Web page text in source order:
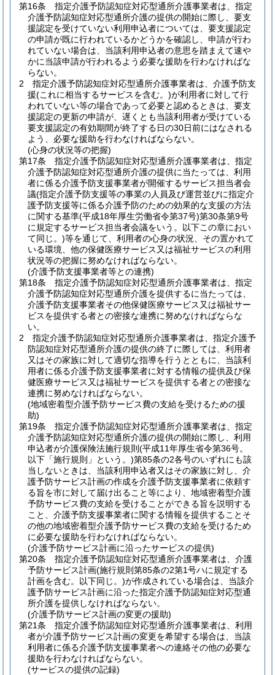
第16条
指定介護予防認知症対応型通所介護事業者は、指定
介護予防認知症対応型通所介護の提供の開始に際し、要支
援認定を受けていない利用申込者については、要支援認定
の申請が既に行われているかどうかを確認し、申請が行わ
れていない場合は、当該利用申込者の意思を踏まえて速や
かに当該申請が行われるよう必要な援助を行わなければな
らない。
2
指定介護予防認知症対応型通所介護事業者は、介護予防支
援(これに相当するサービスを含む。)が利用者に対して行
われていない等の場合であって必要と認めるときは、要支
援認定の更新の申請が、遅くとも当該利用者が受けている
要支援認定の有効期間が終了する日の30日前にはなされる
よう、必要な援助を行わなければならない。
(心身の状況等の把握)
第17条
指定介護予防認知症対応型通所介護事業者は、指定
介護予防認知症対応型通所介護の提供に当たっては、利用
者に係る介護予防支援事業者が開催するサービス担当者会
議(指定介護予防支援等の事業の人員及び運営並びに指定介
護予防支援等に係る介護予防のための効果的な支援の方法
に関する基準(平成18年厚生労働省令第37号)第30条第9号
に規定するサービス担当者会議をいう。以下この章におい
て同じ。)等を通じて、利用者の心身の状況、その置かれて
いる環境、他の保健医療サービス又は福祉サービスの利用
状況等の把握に努めなければならない。
(介護予防支援事業者等との連携)
第18条
指定介護予防認知症対応型通所介護事業者は、指定
介護予防認知症対応型通所介護を提供するに当たっては、
介護予防支援事業者その他保健医療サービス又は福祉サー
ビスを提供する者との密接な連携に努めなければならな
い。
2
指定介護予防認知症対応型通所介護事業者は、指定介護予
防認知症対応型通所介護の提供の終了に際しては、利用者
又はその家族に対して適切な指導を行うとともに、当該利
用者に係る介護予防支援事業者に対する情報の提供及び保
健医療サービス又は福祉サービスを提供する者との密接な
連携に努めなければならない。
(地域密着型介護予防サービス費の支給を受けるための援
助)
第19条
指定介護予防認知症対応型通所介護事業者は、指定
介護予防認知症対応型通所介護の提供の開始に際し、利用
申込者が介護保険法施行規則 (平成11年厚生省令第36号。
以下「施行規則」という。)第85条の2各号のいずれにも該
当しないときは、当該利用申込者又はその家族に対し、介
護予防サービス計画の作成を介護予防支援事業者に依頼す
る旨を市に対して届け出ること等により、地域密着型介護
予防サービス費の支給を受けることができる旨を説明する
こと、介護予防支援事業者に関する情報を提供することそ
の他の地域密着型介護予防サービス費の支給を受けるため
に必要な援助を行わなければならない。
(介護予防サービス計画に沿ったサービスの提供)
第20条
指定介護予防認知症対応型通所介護事業者は、介護
予防サービス計画(施行規則第85条の2第1号ハに規定する
計画を含む。以下同じ。)が作成されている場合は、当該介
護予防サービス計画に沿った指定介護予防認知症対応型通
所介護を提供しなければならない。
(介護予防サービス計画の変更の援助)
第21条
指定介護予防認知症対応型通所介護事業者は、利用
者が介護予防サービス計画の変更を希望する場合は、当該
利用者に係る介護予防支援事業者への連絡その他の必要な
援助を行わなければならない。
(サービスの提供の記録)